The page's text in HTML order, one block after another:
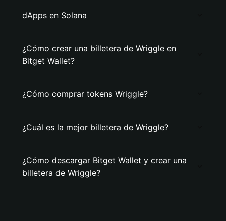
dApps en Solana
¿Cómo crear una billetera de Wriggle en
Bitget Wallet?
¿Cómo comprar tokens Wriggle?
¿Cuál es la mejor billetera de Wriggle?
¿Cómo descargar Bitget Wallet y crear una
billetera de Wriggle?